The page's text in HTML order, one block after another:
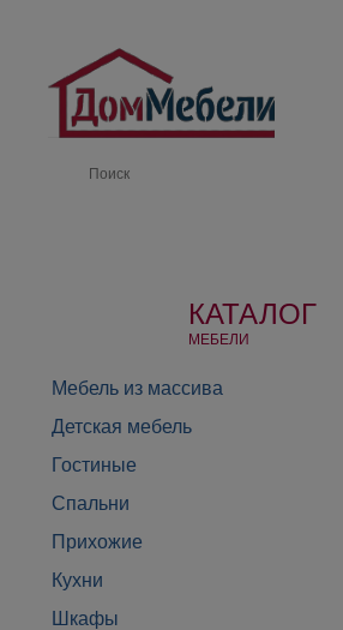
КАТАЛОГ
МЕБЕЛИ
Мебель из массива
Детская мебель
Гостиные
Спальни
Прихожие
Кухни
Шкафы